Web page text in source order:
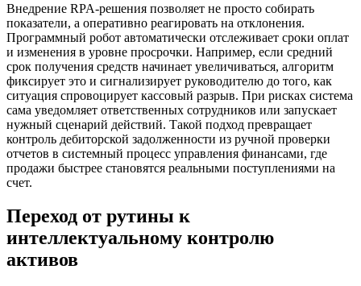
Внедрение RPA-решения позволяет не просто собирать
показатели, а оперативно реагировать на отклонения.
Программный робот автоматически отслеживает сроки оплат
и изменения в уровне просрочки. Например, если средний
срок получения средств начинает увеличиваться, алгоритм
фиксирует это и сигнализирует руководителю до того, как
ситуация спровоцирует кассовый разрыв. При рисках система
сама уведомляет ответственных сотрудников или запускает
нужный сценарий действий. Такой подход превращает
контроль дебиторской задолженности из ручной проверки
отчетов в системный процесс управления финансами, где
продажи быстрее становятся реальными поступлениями на
счет.
Переход от рутины к
интеллектуальному контролю
активов